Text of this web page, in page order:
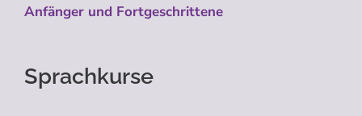
Anfänger und Fortgeschrittene
Sprachkurse